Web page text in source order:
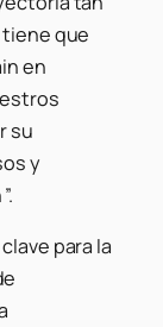
que
en
su
y
para la